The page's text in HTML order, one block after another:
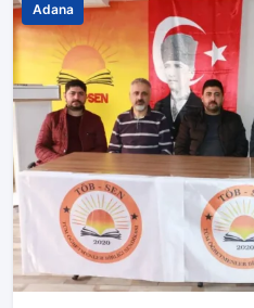
Adana